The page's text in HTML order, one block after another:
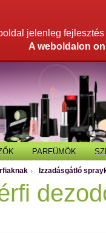
jelenleg
A weboldalon
PARFÜMÖK
Izzadásgátló